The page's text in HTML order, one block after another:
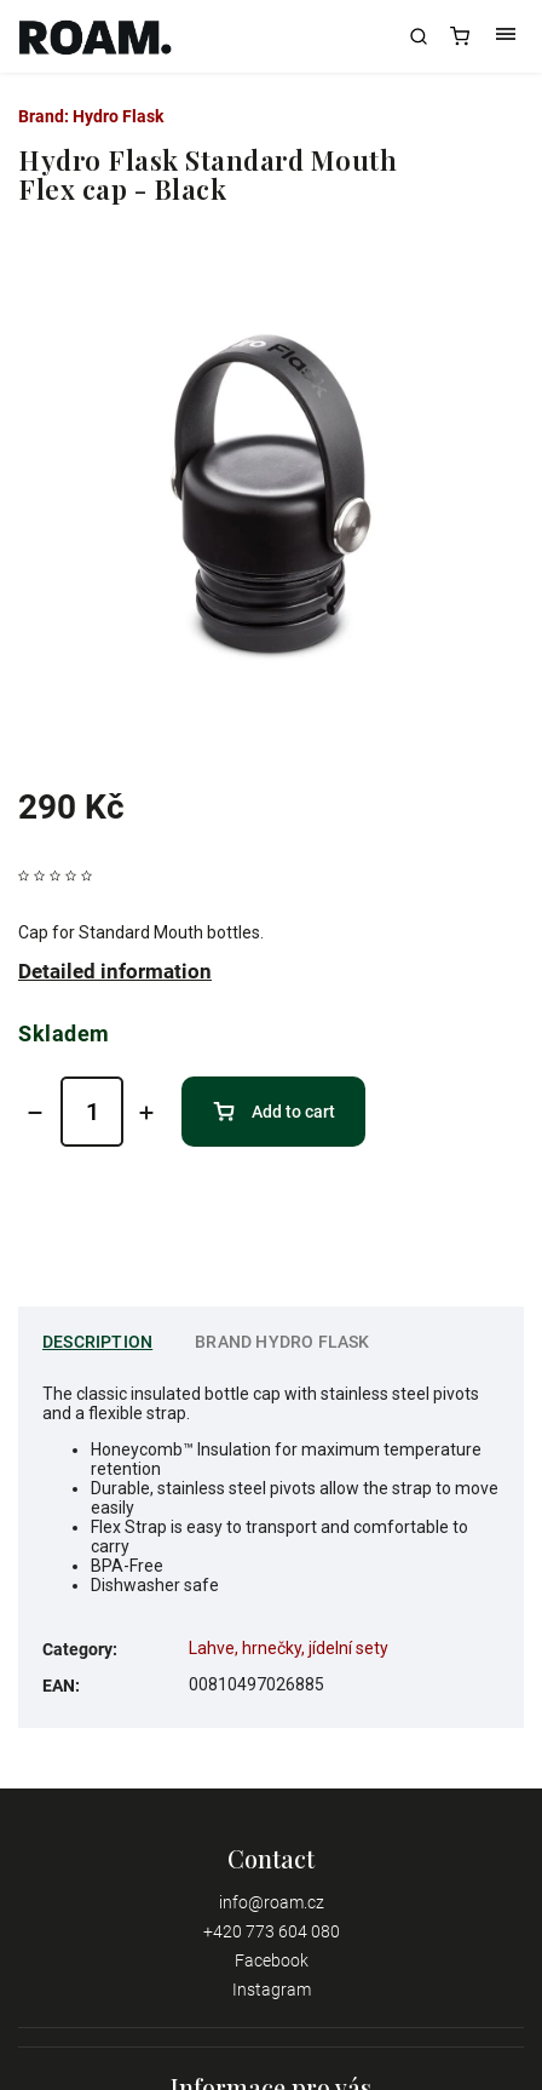
Hydro Flask Standard Mouth
Flex cap - Black
290 Kč
Cap for Standard Mouth bottles.
Detailed information
Brand: Hydro Flask
Skladem
Add to cart
DESCRIPTION BRAND HYDRO FLASK
The classic insulated bottle cap with stainless steel pivots
and a flexible strap.
Honeycomb™️ Insulation for maximum temperature
retention
Durable, stainless steel pivots allow the strap to move
easily
Flex Strap is easy to transport and comfortable to
carry
BPA-Free
Dishwasher safe
Category:
Lahve, hrnečky, jídelní sety
EAN: 00810497026885
Contact
info@roam.cz
+420 773 604 080
Facebook
Instagram